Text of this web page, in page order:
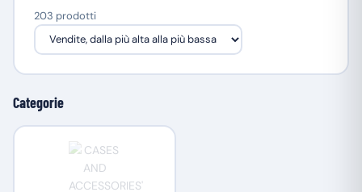
203 prodotti
Categorie